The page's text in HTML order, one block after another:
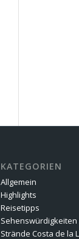
KATEGORIEN
Allgemein
Highlights
Reisetipps
Sehenswürdigkeiten
Strände Costa de la